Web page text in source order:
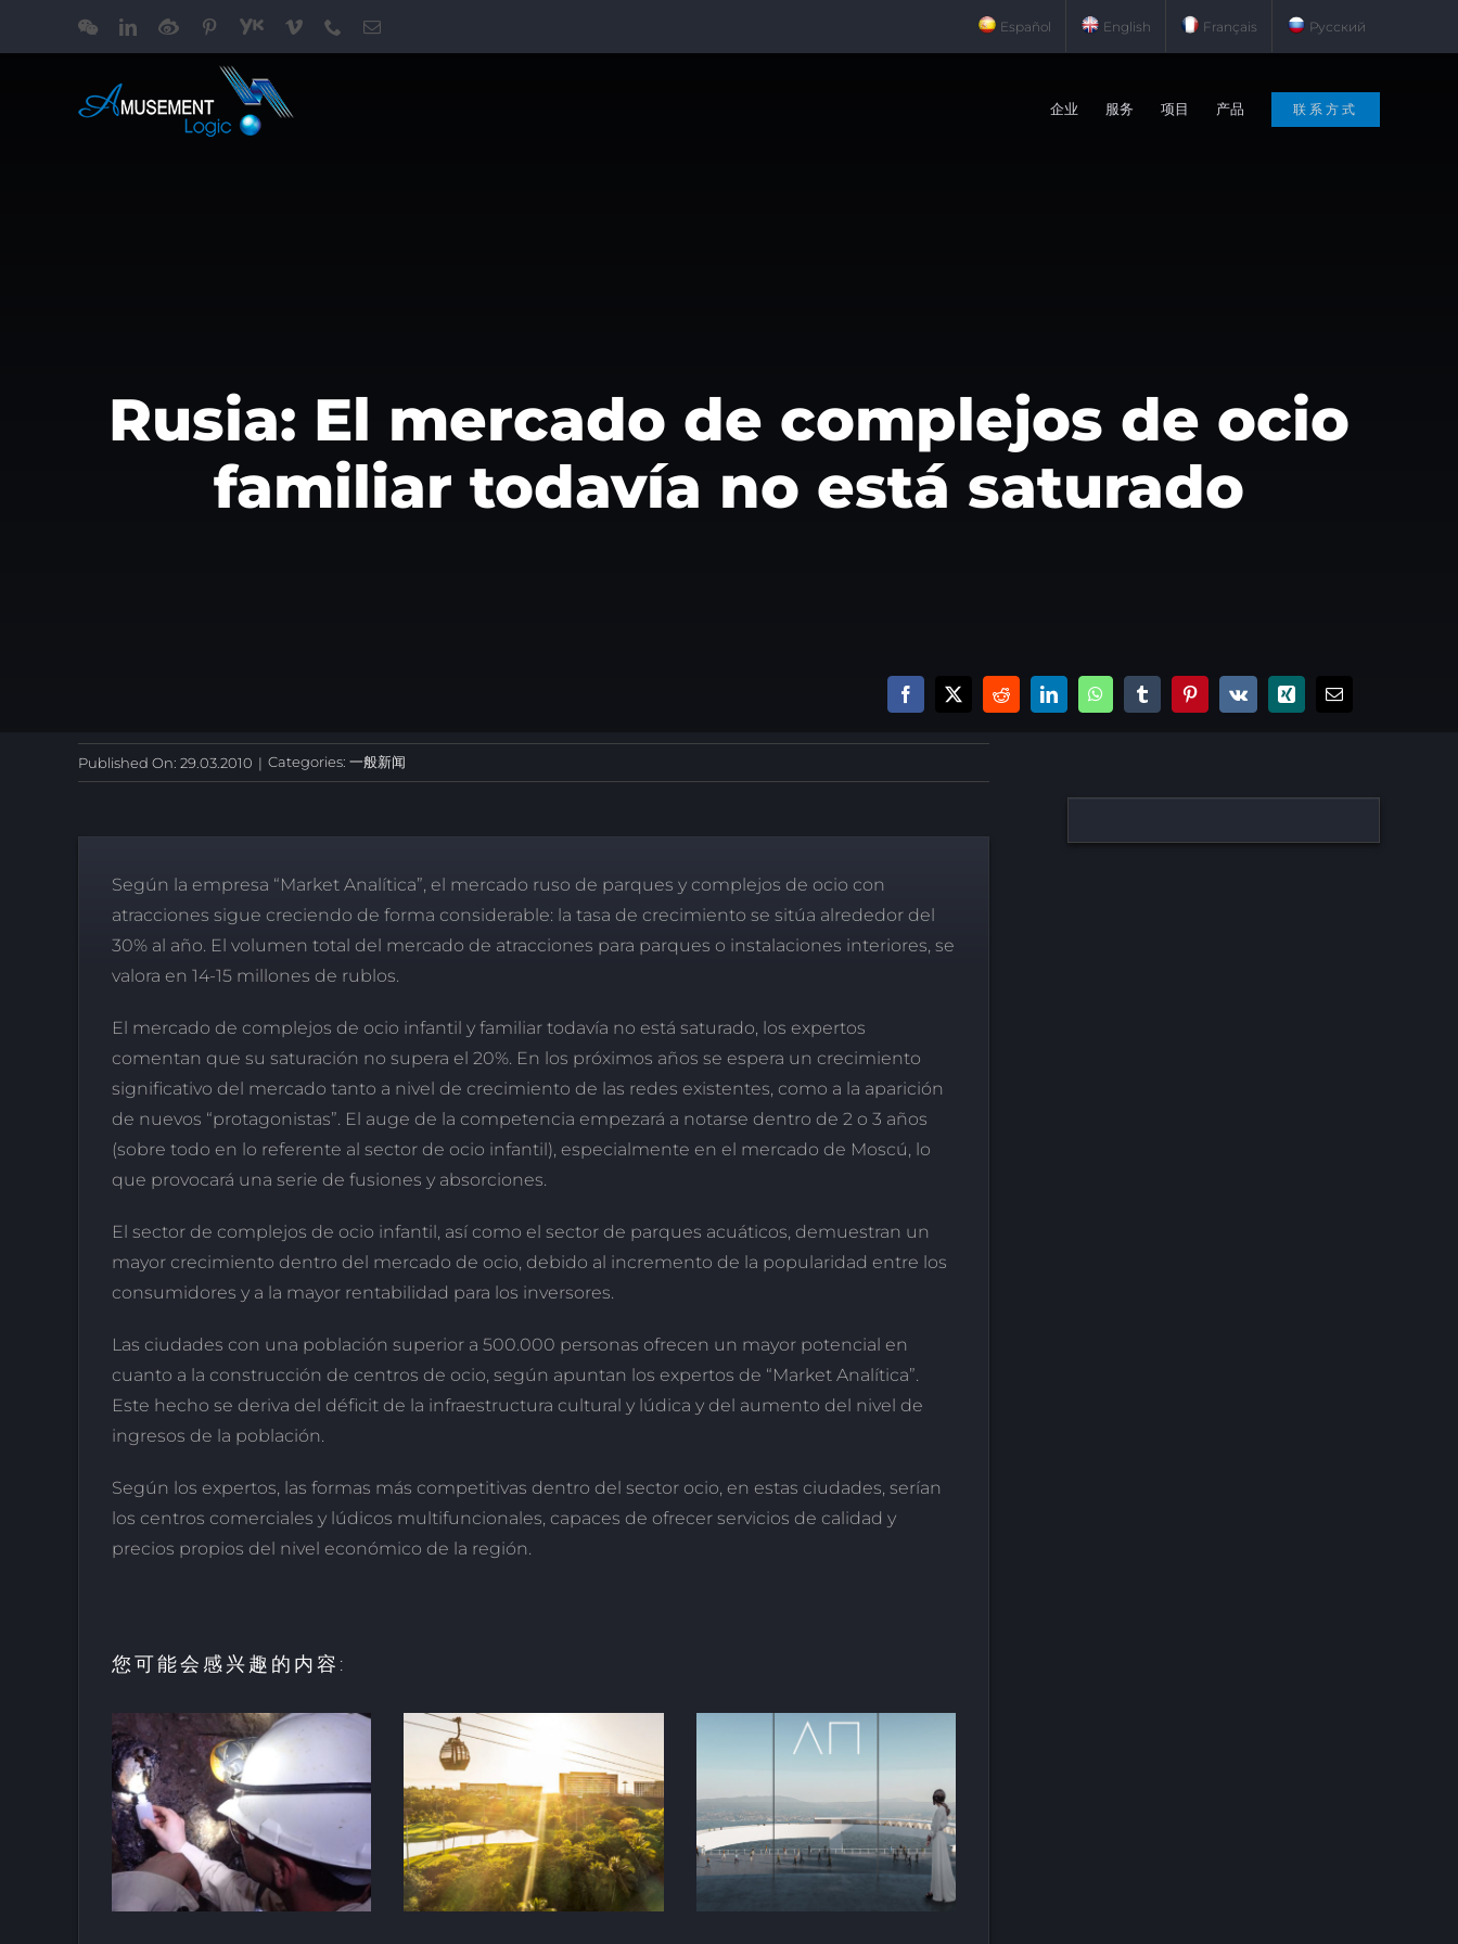
WeChatLinkedIn
Weibo Pinterest
Youku Vimeo Phone电
Español English Français Русский
企业 服务 项目 产品 联系方式
Rusia: El mercado de complejos de ocio
familiar todavía no está saturado
Published On: 29.03.2010 | Categories: 一般新闻
Según la empresa “Market Analítica”, el mercado ruso de parques y complejos de ocio con
atracciones sigue creciendo de forma considerable: la tasa de crecimiento se sitúa alrededor del
30% al año. El volumen total del mercado de atracciones para parques o instalaciones interiores, se
valora en 14-15 millones de rublos.
El mercado de complejos de ocio infantil y familiar todavía no está saturado, los expertos
comentan que su saturación no supera el 20%. En los próximos años se espera un crecimiento
significativo del mercado tanto a nivel de crecimiento de las redes existentes, como a la aparición
de nuevos “protagonistas”. El auge de la competencia empezará a notarse dentro de 2 o 3 años
(sobre todo en lo referente al sector de ocio infantil), especialmente en el mercado de Moscú, lo
que provocará una serie de fusiones y absorciones.
El sector de complejos de ocio infantil, así como el sector de parques acuáticos, demuestran un
mayor crecimiento dentro del mercado de ocio, debido al incremento de la popularidad entre los
consumidores y a la mayor rentabilidad para los inversores.
Las ciudades con una población superior a 500.000 personas ofrecen un mayor potencial en
cuanto a la construcción de centros de ocio, según apuntan los expertos de “Market Analítica”.
Este hecho se deriva del déficit de la infraestructura cultural y lúdica y del aumento del nivel de
ingresos de la población.
Según los expertos, las formas más competitivas dentro del sector ocio, en estas ciudades, serían
los centros comerciales y lúdicos multifuncionales, capaces de ofrecer servicios de calidad y
precios propios del nivel económico de la región.
您可能会感兴趣的内容:
酒店和度假村的创
新：里维埃拉-纳亚
里特的新巴亚尔塔酒
店
HALO垂直移动项目
荣获LOOP设计奖